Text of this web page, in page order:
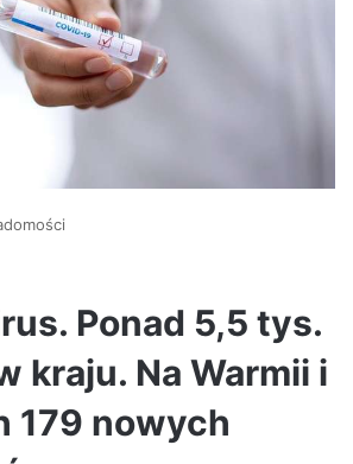
Ponad 5,5 tys.
kraju. Na Warmii i
179 nowych